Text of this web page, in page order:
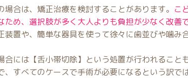
場合は、矯正治療を検討することがあります。 こ
ため、選択肢が多く大人よりも負担が少なく改善
装置や、簡単な器具を使って徐々に歯並びや噛み
合には【舌小帯切除】という処置が行われること
、すべてのケースで手術が必要になるという訳で